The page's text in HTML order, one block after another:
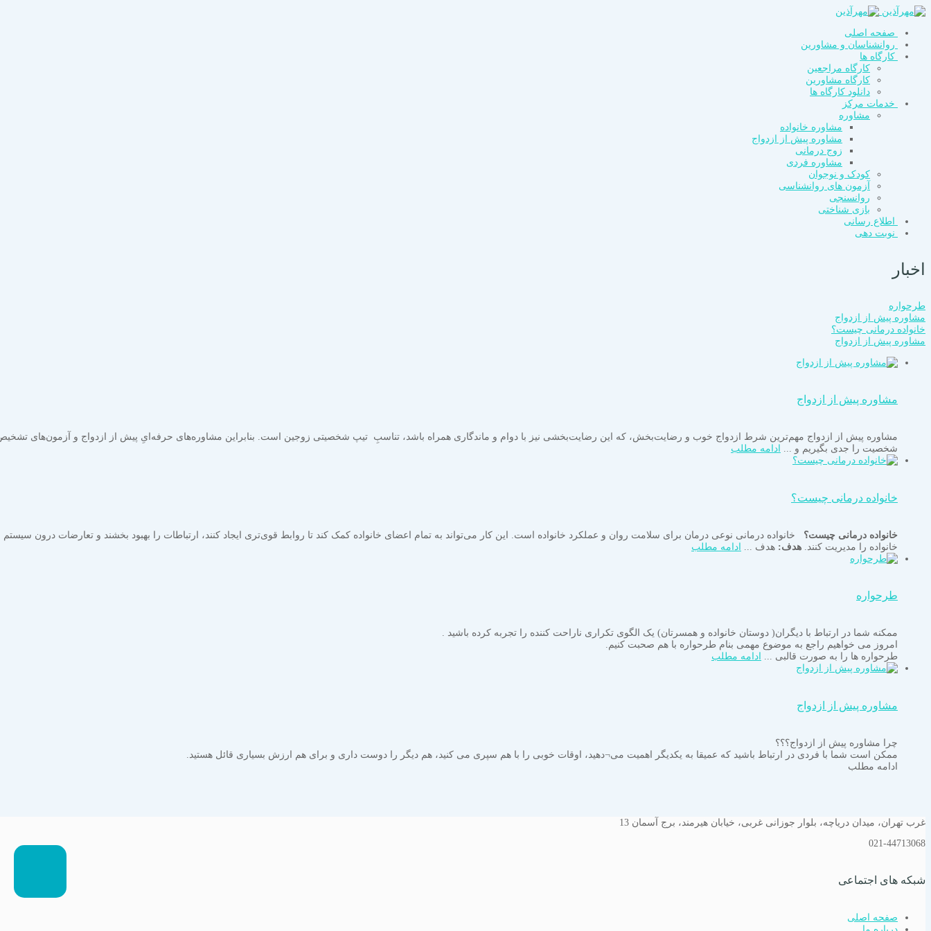
صفحه اصلی
روانشناسان و مشاورین
کارگاه ها
کارگاه مراجعین
کارگاه مشاورین
دانلود کارگاه ها
خدمات مرکز
مشاوره
مشاوره خانواده
مشاوره پیش از ازدواج
زوج درمانی
مشاوره فردی
کودک و نوجوان
آزمون های روانشناسی
روانسنجی
بازی شناختی
اطلاع رسانی
نوبت دهی
اخبار
طرحواره
مشاوره پیش از ازدواج
خانواده درمانی چیست؟
مشاوره پیش از ازدواج
مشاوره پیش از ازدواج
مشاوره پیش از ازدواج مهم‌ترین شرط ازدواج خوب و رضایت‌بخش، که این رضایت‌بخشی نیز با دوام و ماندگاری همراه باشد، تناسبِ تیپ شخصیتی زوجین است. بنابراین مشاوره‌های حرفه‌ایِ پیش از ازدواج و آزمون‌های
شخصیت را جدی بگیریم و ... ادامه مطلب
خانواده درمانی چیست؟
خانواده درمانی چیست؟ خانواده درمانی نوعی درمان برای سلامت روان و عملکرد خانواده است. این کار می‌تواند به تمام اعضای خانواده کمک کند تا روابط قوی‌تری ایجاد کنند، ارتباطات را بهبود بخشند و تعارضات درون سیستم
خانواده را مدیریت کنند. هدف: هدف ... ادامه مطلب
طرحواره
ممکنه شما در ارتباط با دیگران( دوستان خانواده و همسرتان) یک الگوی تکراری ناراحت کننده را تجربه کرده باشید .
امروز می خواهیم راجع به موضوع مهمی بنام طرحواره با هم صحبت کنیم.
طرحواره ها را به صورت قالبی ... ادامه مطلب
مشاوره پیش از ازدواج
چرا مشاوره پیش از ازدواج؟؟؟
ممکن است شما با فردی در ارتباط باشید که عمیقا به یکدیگر اهمیت می¬دهید، اوقات خوبی را با هم سپری می کنید، هم دیگر را دوست داری و برای هم ارزش بسیاری قائل هستید.
ادامه مطلب
غرب تهران، میدان دریاچه، بلوار جوزانی غربی، خیابان هیرمند، برج آسمان 13
021-44713068
شبکه های اجتماعی
صفحه اصلی